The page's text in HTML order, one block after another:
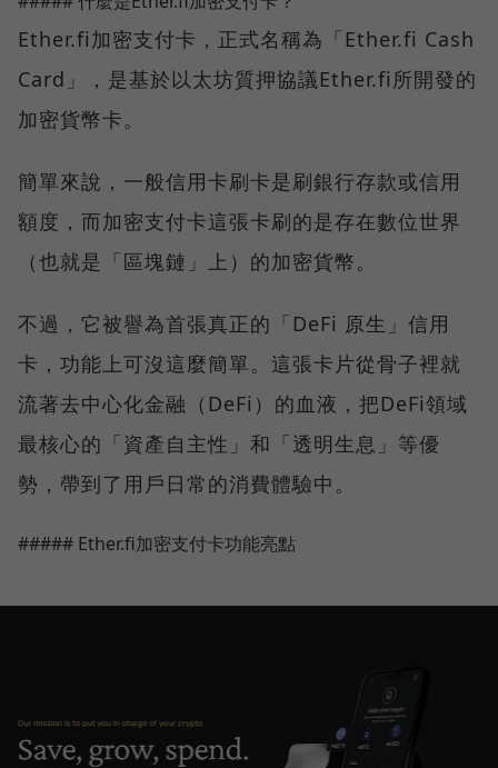
Ether.fi加密支付卡，正式名稱為「Ether.fi Cash
Card」，是基於以太坊質押協議Ether.fi所開發的
加密貨幣卡。
簡單來說，一般信用卡刷卡是刷銀行存款或信用
額度，而加密支付卡這張卡刷的是存在數位世界
（也就是「區塊鏈」上）的加密貨幣。
不過，它被譽為首張真正的「DeFi 原生」信用
卡，功能上可沒這麼簡單。這張卡片從骨子裡就
流著去中心化金融（DeFi）的血液，把DeFi領域
最核心的「資產自主性」和「透明生息」等優
勢，帶到了用戶日常的消費體驗中。
##### Ether.fi加密支付卡功能亮點